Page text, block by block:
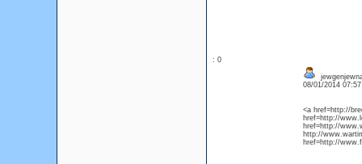
: 0
08/01/2014
<a href=http://
href=http://
href=http://
http://
href=http://